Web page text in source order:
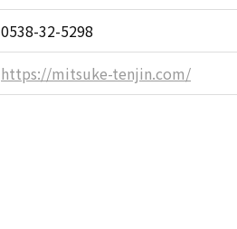
0538-32-5298
https://mitsuke-tenjin.com/